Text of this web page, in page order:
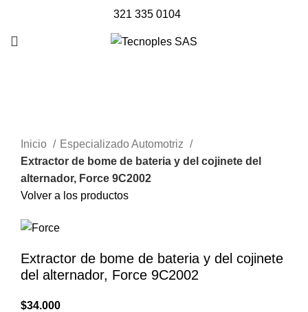
321 335 0104
Inicio
Especializado Automotriz
Extractor de bome de bateria y del cojinete del
alternador, Force 9C2002
Volver a los productos
Extractor de bome de bateria y del cojinete
del alternador, Force 9C2002
$34.000